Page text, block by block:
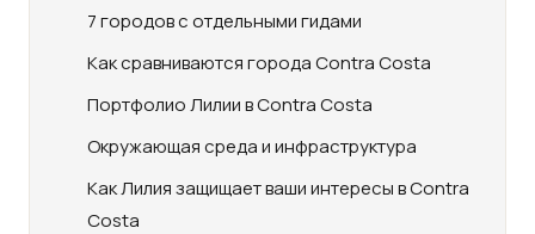
7 городов с отдельными гидами
Как сравниваются города Contra Costa
Портфолио Лилии в Contra Costa
Окружающая среда и инфраструктура
Как Лилия защищает ваши интересы в Contra
Costa